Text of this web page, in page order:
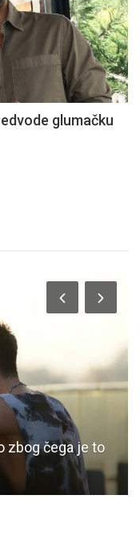
glumačku
zbog čega je to